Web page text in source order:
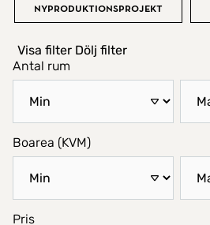
Nyproduktionsprojekt
Visa filter Dölj filter
Antal rum
Boarea (KVM)
Pris